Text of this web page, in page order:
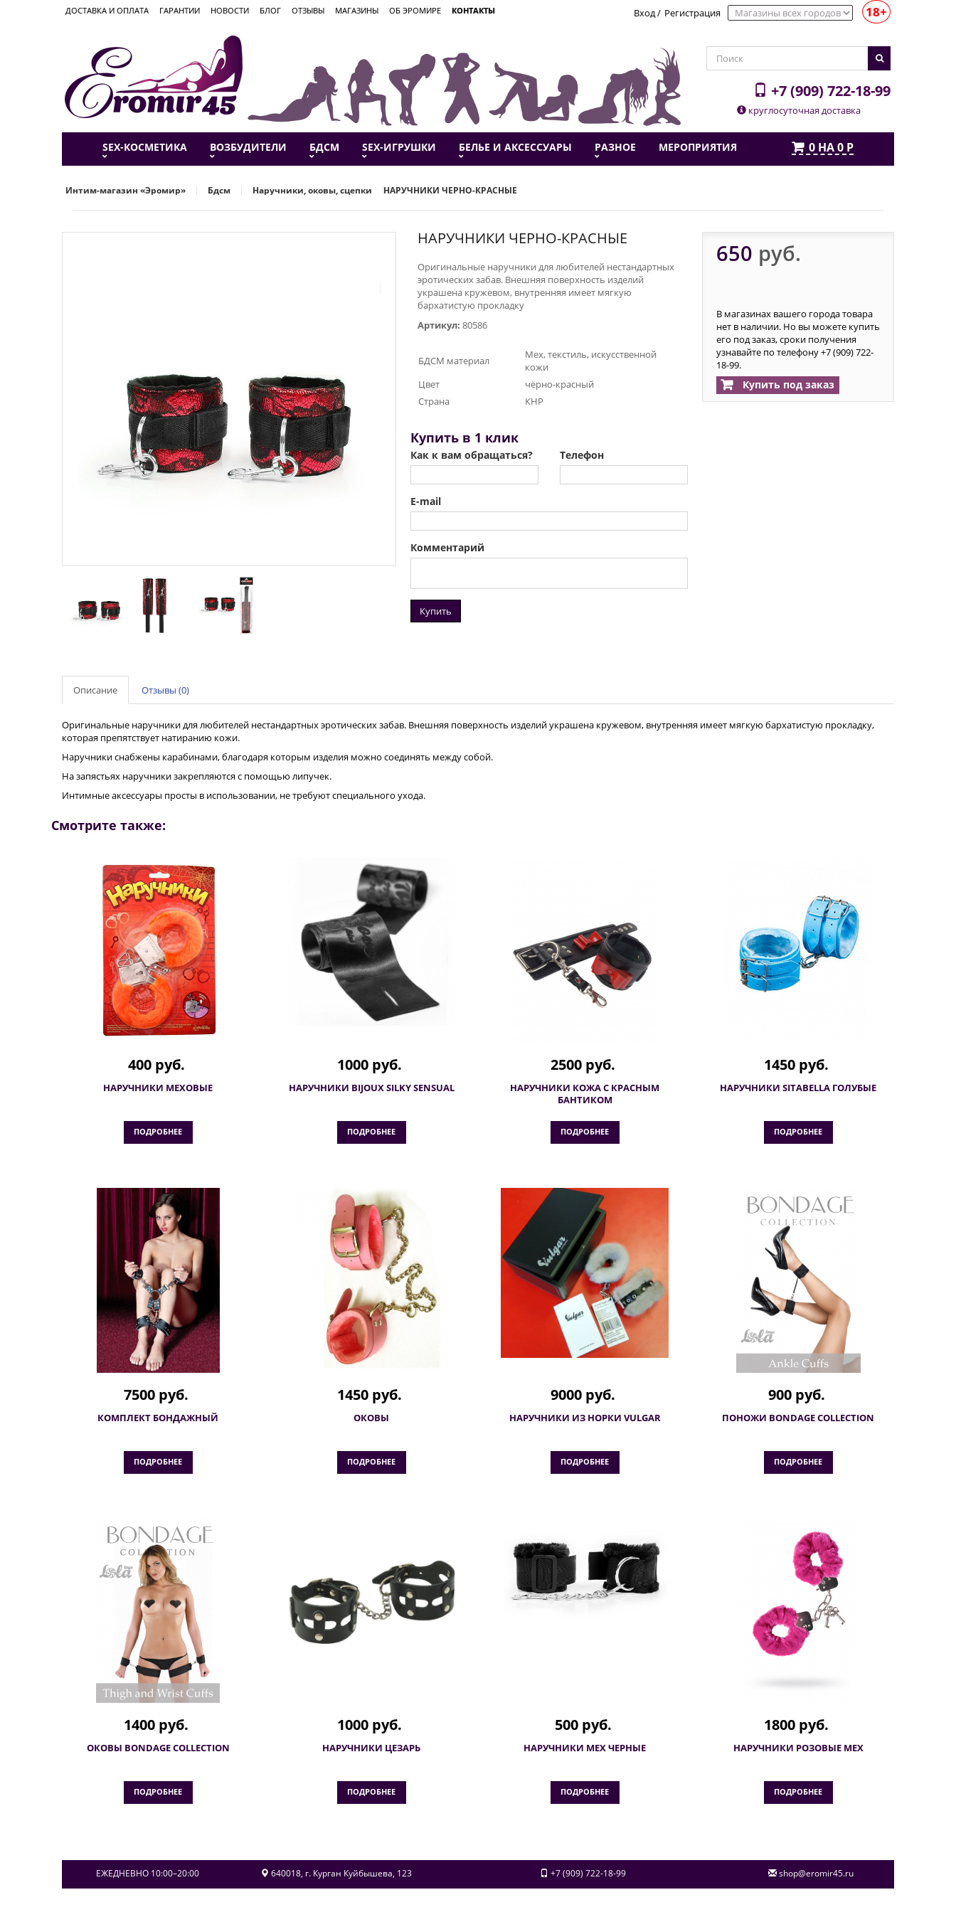
ДОСТАВКА И ОПЛАТА ГАРАНТИИ НОВОСТИ БЛОГ ОТЗЫВЫ МАГАЗИНЫ ОБ ЭРОМИРЕ КОНТАКТЫ Вход/ Регистрация 18+
+7 (909) 722-18-99
круглосуточная доставка
SEX-КОСМЕТИКА ВОЗБУДИТЕЛИ БДСМ SEX-ИГРУШКИ БЕЛЬЕ И АКСЕССУАРЫ РАЗНОЕ МЕРОПРИЯТИЯ 0 НА0 Р
Интим-магазин «Эромир» Бдсм Наручники, оковы, сцепки НАРУЧНИКИ ЧЕРНО-КРАСНЫЕ
НАРУЧНИКИ ЧЕРНО-КРАСНЫЕ
Оригинальные наручники для любителей нестандартных
эротических забав. Внешняя поверхность изделий
украшена кружевом, внутренняя имеет мягкую
бархатистую прокладку
Артикул: 80586
БДСМ материал
Мех, текстиль, искусственной
кожи
Цвет
чёрно-красный
Страна
КНР
Купить в 1 клик
Как к вам обращаться? Телефон
E-mail
Комментарий
Купить
650 руб.
В магазинах вашего города товара
нет в наличии. Но вы можете купить
его под заказ, сроки получения
узнавайте по телефону +7 (909) 722-
18-99.
Купить под заказ
Описание Отзывы (0)
Оригинальные наручники для любителей нестандартных эротических забав. Внешняя поверхность изделий украшена кружевом, внутренняя имеет мягкую бархатистую прокладку,
которая препятствует натиранию кожи.
Наручники снабжены карабинами, благодаря которым изделия можно соединять между собой.
На запястьях наручники закрепляются с помощью липучек.
Интимные аксессуары просты в использовании, не требуют специального ухода.
Смотрите также:
400 руб.
НАРУЧНИКИ МЕХОВЫЕ
ПОДРОБНЕЕ
1000 руб.
НАРУЧНИКИ BIJOUX SILKY SENSUAL
ПОДРОБНЕЕ
2500 руб.
НАРУЧНИКИ КОЖА С КРАСНЫМ
БАНТИКОМ
ПОДРОБНЕЕ
1450 руб.
НАРУЧНИКИ SITABELLA ГОЛУБЫЕ
ПОДРОБНЕЕ
7500 руб.
КОМПЛЕКТ БОНДАЖНЫЙ
ПОДРОБНЕЕ
1450 руб.
ОКОВЫ
ПОДРОБНЕЕ
9000 руб.
НАРУЧНИКИ ИЗ НОРКИ VULGAR
ПОДРОБНЕЕ
900 руб.
ПОНОЖИ BONDAGE COLLECTION
ПОДРОБНЕЕ
1400 руб.
ОКОВЫ BONDAGE COLLECTION
ПОДРОБНЕЕ
1000 руб.
НАРУЧНИКИ ЦЕЗАРЬ
ПОДРОБНЕЕ
500 руб.
НАРУЧНИКИ МЕХ ЧЕРНЫЕ
ПОДРОБНЕЕ
1800 руб.
НАРУЧНИКИ РОЗОВЫЕ МЕХ
ПОДРОБНЕЕ
ЕЖЕДНЕВНО 10:00–20:00 640018, г. Курган Куйбышева, 123 +7 (909) 722-18-99 shop@eromir45.ru